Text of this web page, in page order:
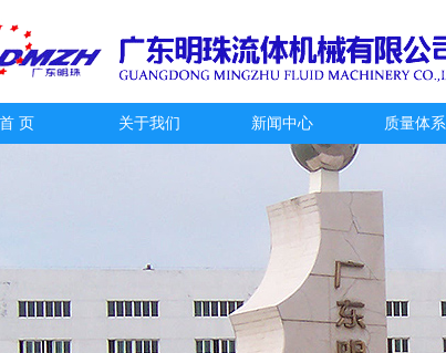
首 页 关于我们 新闻中心 质量体系